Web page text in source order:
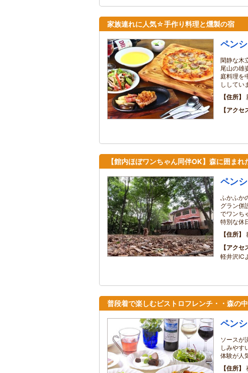
家族連れに人気☆手作り料理と燻製の宿
ペン
閑静な木
尾山の雄
庭料理を
ししてい
住所
アクセ
【館内ほぼワンちゃん同伴OK】森に囲ま
ペン
ふかふか
グラン併
でワンち
特別な休
住所
アクセ
軽井沢IC
普段着で楽しむビストロフレンチ・・森の
ペン
ソースが
しみやす
体験が人
住所